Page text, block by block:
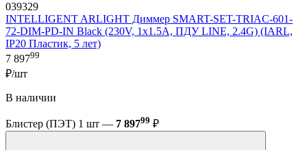
039329
INTELLIGENT ARLIGHT Диммер SMART-SET-TRIAC-601-
72-DIM-PD-IN Black (230V, 1x1.5A, ПДУ LINE, 2.4G) (IARL,
IP20 Пластик, 5 лет)
7 89799
₽/шт
В наличии
Блистер (ПЭТ) 1 шт — 7 89799 ₽